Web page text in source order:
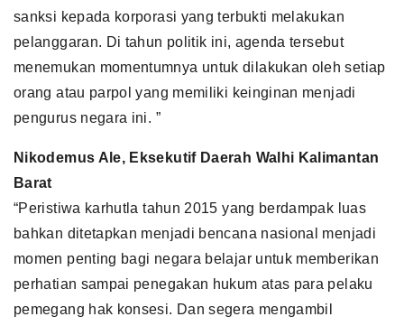
sanksi kepada korporasi yang terbukti melakukan
pelanggaran. Di tahun politik ini, agenda tersebut
menemukan momentumnya untuk dilakukan oleh setiap
orang atau parpol yang memiliki keinginan menjadi
pengurus negara ini. ”
Nikodemus Ale, Eksekutif Daerah Walhi Kalimantan
Barat
“Peristiwa karhutla tahun 2015 yang berdampak luas
bahkan ditetapkan menjadi bencana nasional menjadi
momen penting bagi negara belajar untuk memberikan
perhatian sampai penegakan hukum atas para pelaku
pemegang hak konsesi. Dan segera mengambil